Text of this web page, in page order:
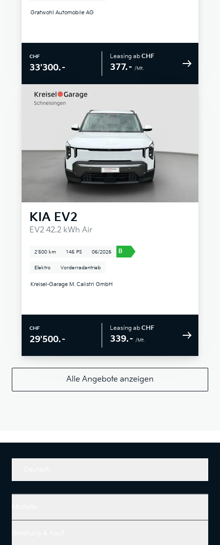
Gratwohl Automobile AG
CHF
33'300.–
Leasing ab CHF
377.– /Mt.
KIA EV2
EV2 42.2 kWh Air
2'500 km 145 PS 06/2026 B
Elektro Vorderradantrieb
Kreisel-Garage M. Calistri GmbH
CHF
29'500.–
Leasing ab CHF
339.– /Mt.
Alle Angebote anzeigen